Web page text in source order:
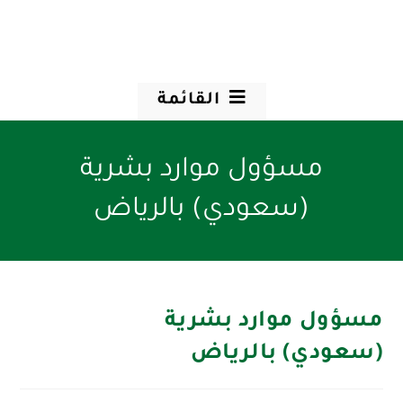
القائمة
مسؤول موارد بشرية
(سعودي) بالرياض
مسؤول موارد بشرية
(سعودي) بالرياض